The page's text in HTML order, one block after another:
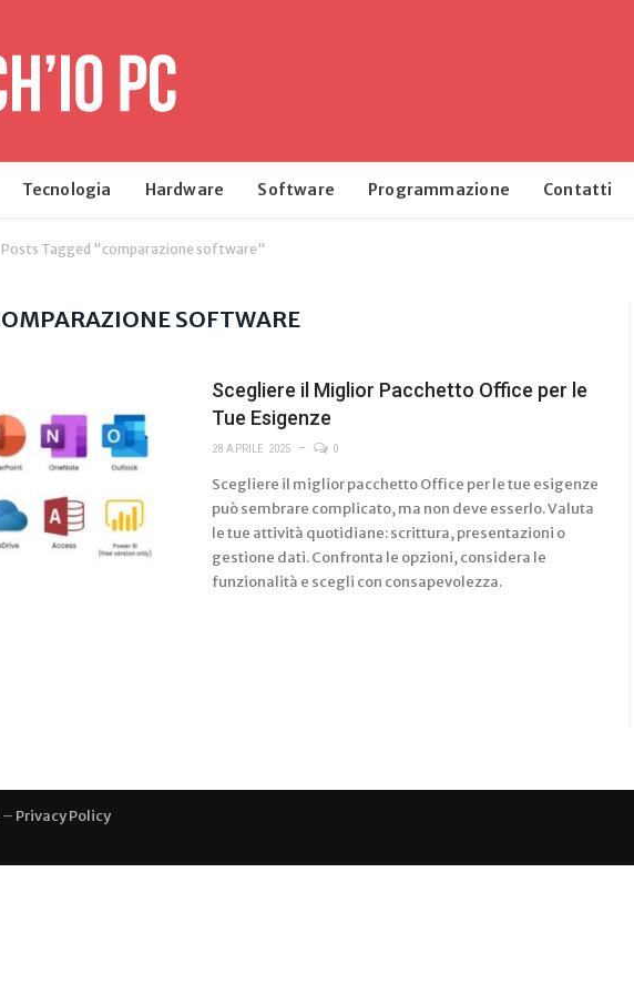
Tecnologia Hardware Software Programmazione Contatti
Posts Tagged "comparazione software"
SOFTWARE
Scegliere il Miglior Pacchetto Office per le
Tue Esigenze
28 APRILE 2025 0
Scegliere il miglior pacchetto Office per le tue esigenze
può sembrare complicato, ma non deve esserlo. Valuta
le tue attività quotidiane: scrittura, presentazioni o
gestione dati. Confronta le opzioni, considera le
funzionalità e scegli con consapevolezza.
– Privacy Policy